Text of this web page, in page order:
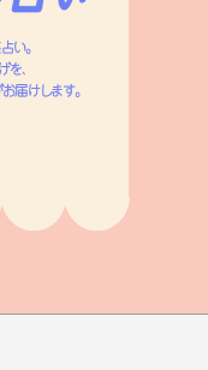
い。
、
届けします。